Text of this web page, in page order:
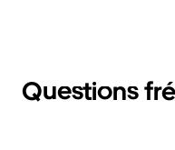
Questions